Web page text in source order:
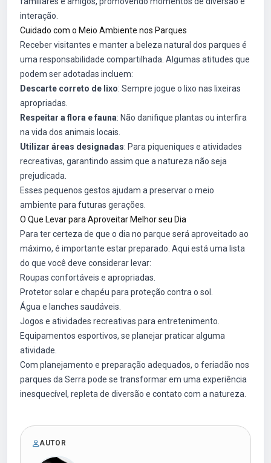
interação.
Cuidado com o Meio Ambiente nos Parques
Receber visitantes e manter a beleza natural dos parques é
uma responsabilidade compartilhada. Algumas atitudes que
podem ser adotadas incluem:
Descarte correto de lixo: Sempre jogue o lixo nas lixeiras
apropriadas.
Respeitar a flora e fauna: Não danifique plantas ou interfira
na vida dos animais locais.
Utilizar áreas designadas: Para piqueniques e atividades
recreativas, garantindo assim que a natureza não seja
prejudicada.
Esses pequenos gestos ajudam a preservar o meio
ambiente para futuras gerações.
O Que Levar para Aproveitar Melhor seu Dia
Para ter certeza de que o dia no parque será aproveitado ao
máximo, é importante estar preparado. Aqui está uma lista
do que você deve considerar levar:
Roupas confortáveis e apropriadas.
Protetor solar e chapéu para proteção contra o sol.
Água e lanches saudáveis.
Jogos e atividades recreativas para entretenimento.
Equipamentos esportivos, se planejar praticar alguma
atividade.
Com planejamento e preparação adequados, o feriadão nos
parques da Serra pode se transformar em uma experiência
inesquecível, repleta de diversão e contato com a natureza.
AUTOR